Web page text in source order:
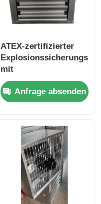
ATEX-zertifizierter
mit
korrosionsbeständigem
Gehäuse und hohem
Luftstrom für
Anfrage absenden